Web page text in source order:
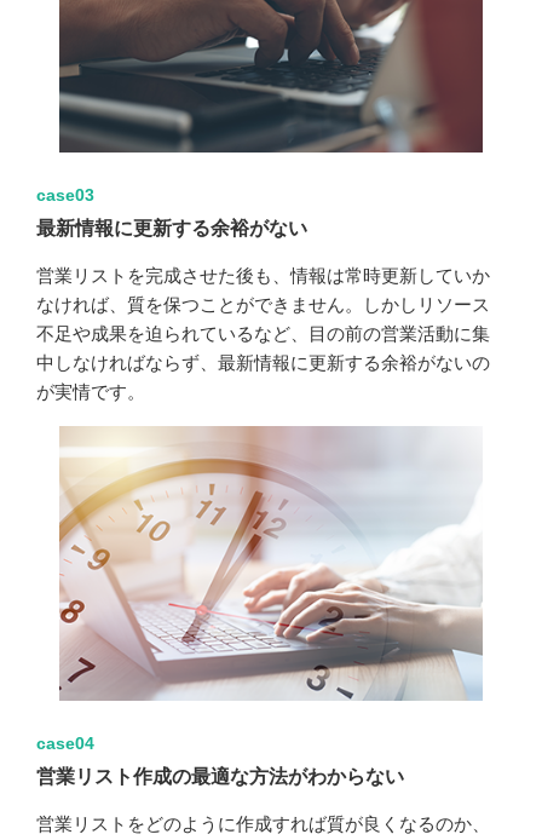
case03
最新情報に更新する余裕がない
営業リストを完成させた後も、情報は常時更新していか
なければ、質を保つことができません。しかしリソース
不足や成果を迫られているなど、目の前の営業活動に集
中しなければならず、最新情報に更新する余裕がないの
が実情です。
case04
営業リスト作成の最適な方法がわからない
営業リストをどのように作成すれば質が良くなるのか、